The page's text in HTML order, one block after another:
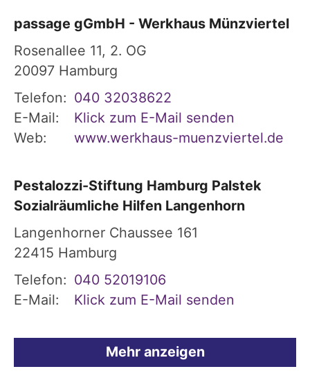
passage gGmbH - Werkhaus Münzviertel
Rosenallee 11, 2. OG
20097 Hamburg
Telefon: 040 32038622
E-Mail:
Klick zum E-Mail senden
Web:
www.werkhaus-muenzviertel.de
Pestalozzi-Stiftung Hamburg Palstek
Sozialräumliche Hilfen Langenhorn
Langenhorner Chaussee 161
22415 Hamburg
Telefon: 040 52019106
E-Mail:
Klick zum E-Mail senden
Mehr anzeigen